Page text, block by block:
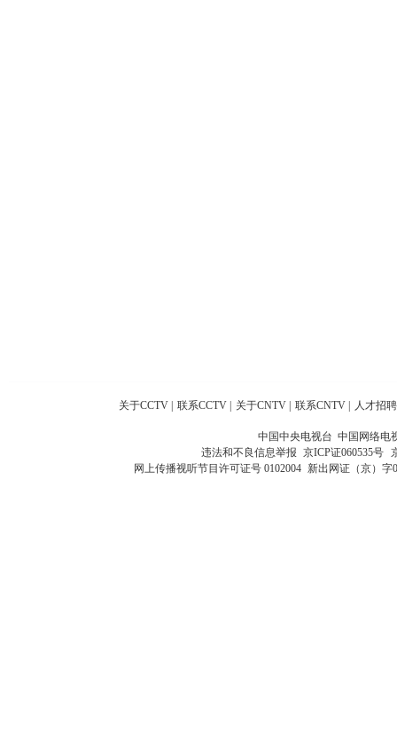
关于CCTV 联系CCTV 关于CNTV 联系CNTV 人才招聘
中国中央电视台 中国网络电
违法和不良信息举报 京ICP证060535号
网上传播视听节目许可证号 0102004 新出网证（京）